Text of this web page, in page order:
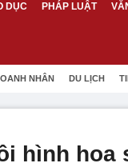
DỤC PHÁP LUẬT
NHÂN DU LỊCH
hình hoa